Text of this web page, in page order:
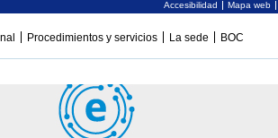
Accesibilidad Mapa web
Procedimientos y servicios La sede BOC